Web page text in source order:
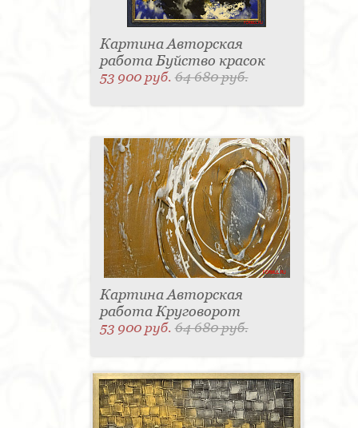
Картина Авторская
работа Буйство красок
53 900 руб.64 680 руб.
Картина Авторская
работа Круговорот
53 900 руб.64 680 руб.